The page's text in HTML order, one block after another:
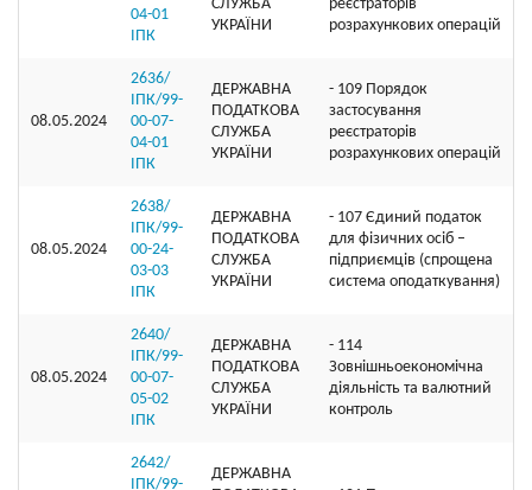
04-01
ІПК
СЛУЖБА
УКРАЇНИ
реєстраторів
розрахункових операцій
08.05.2024
2636/
ІПК/99-
00-07-
04-01
ІПК
ДЕРЖАВНА
ПОДАТКОВА
СЛУЖБА
УКРАЇНИ
- 109 Порядок
застосування
реєстраторів
розрахункових операцій
08.05.2024
2638/
ІПК/99-
00-24-
03-03
ІПК
ДЕРЖАВНА
ПОДАТКОВА
СЛУЖБА
УКРАЇНИ
- 107 Єдиний податок
для фізичних осіб –
підприємців (спрощена
система оподаткування)
08.05.2024
2640/
ІПК/99-
00-07-
05-02
ІПК
ДЕРЖАВНА
ПОДАТКОВА
СЛУЖБА
УКРАЇНИ
- 114
Зовнішньоекономічна
діяльність та валютний
контроль
2642/
ІПК/99-
ДЕРЖАВНА